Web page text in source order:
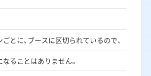
とに、ブースに区切られているので、
ることはありません。